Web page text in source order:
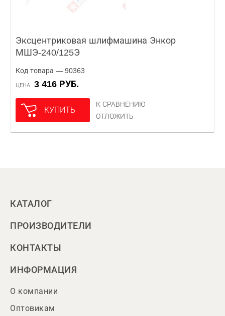
Эксцентриковая шлифмашина Энкор
МШЭ-240/125Э
Код товара — 90363
ЦЕНА 3 416 РУБ.
КУПИТЬ
К СРАВНЕНИЮ
ОТЛОЖИТЬ
КАТАЛОГ
ПРОИЗВОДИТЕЛИ
КОНТАКТЫ
ИНФОРМАЦИЯ
О компании
Оптовикам